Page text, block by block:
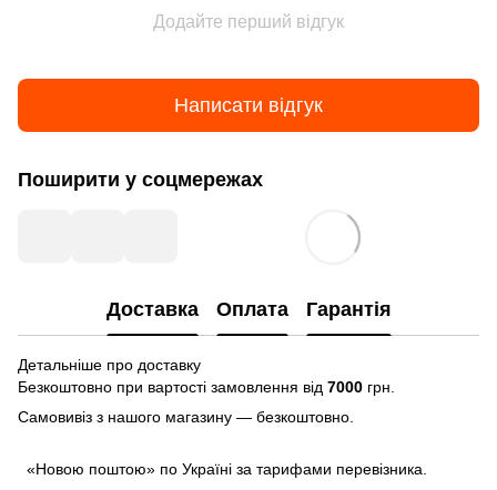
Додайте перший відгук
Написати відгук
Поширити у соцмережах
Доставка Оплата Гарантія
Детальніше про доставку
Безкоштовно при вартості замовлення від 7000 грн.
Самовивіз з нашого магазину — безкоштовно.
«Новою поштою» по Україні за тарифами перевізника.